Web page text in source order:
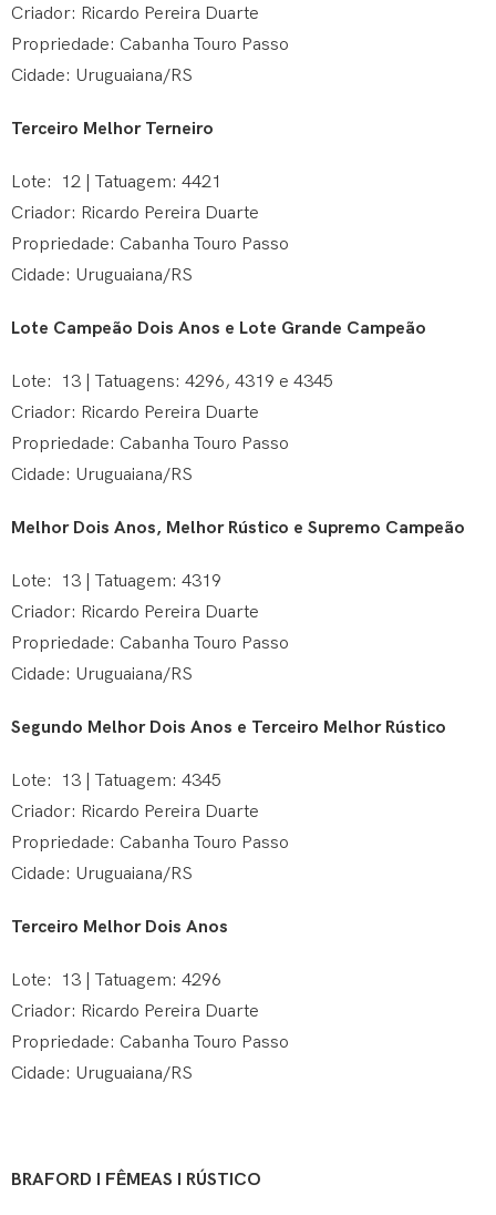
Criador: Ricardo Pereira Duarte
Propriedade: Cabanha Touro Passo
Cidade: Uruguaiana/RS
Terceiro Melhor Terneiro
Lote: 12 | Tatuagem: 4421
Criador: Ricardo Pereira Duarte
Propriedade: Cabanha Touro Passo
Cidade: Uruguaiana/RS
Lote Campeão Dois Anos e Lote Grande Campeão
Lote: 13 | Tatuagens: 4296, 4319 e 4345
Criador: Ricardo Pereira Duarte
Propriedade: Cabanha Touro Passo
Cidade: Uruguaiana/RS
Melhor Dois Anos, Melhor Rústico e Supremo Campeão
Lote: 13 | Tatuagem: 4319
Criador: Ricardo Pereira Duarte
Propriedade: Cabanha Touro Passo
Cidade: Uruguaiana/RS
Segundo Melhor Dois Anos e Terceiro Melhor Rústico
Lote: 13 | Tatuagem: 4345
Criador: Ricardo Pereira Duarte
Propriedade: Cabanha Touro Passo
Cidade: Uruguaiana/RS
Terceiro Melhor Dois Anos
Lote: 13 | Tatuagem: 4296
Criador: Ricardo Pereira Duarte
Propriedade: Cabanha Touro Passo
Cidade: Uruguaiana/RS
BRAFORD I FÊMEAS I RÚSTICO